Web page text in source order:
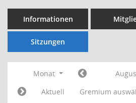
Informationen
Sitzungen
Monat
Aktuell
Gremium